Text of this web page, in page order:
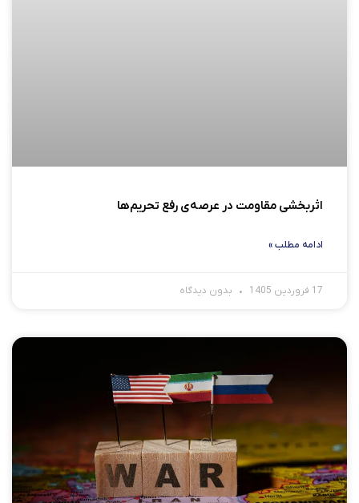
اثربخشی مقاومت در عرصه‌ی رفع تحریم‌ها
ادامه مطلب »
17 فروردین 1405 بدون دیدگاه